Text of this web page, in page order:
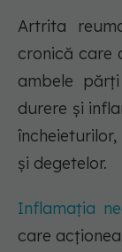
Artrita
cronică care
ambele
durere și
și degetelor.
Inflamația
care